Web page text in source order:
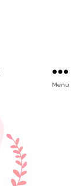
Menu